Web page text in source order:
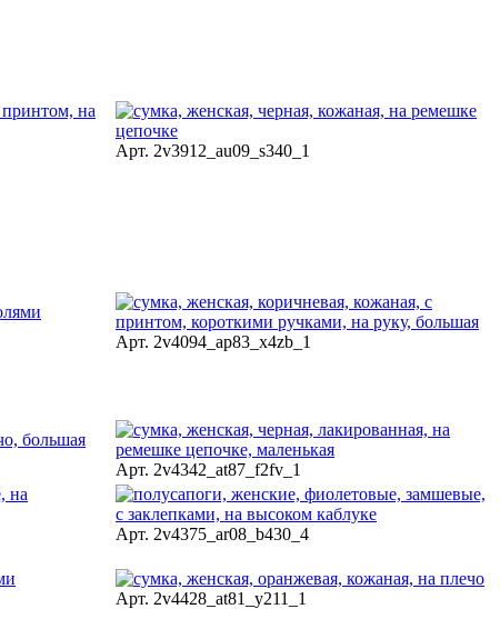
Арт. 2v3912_au09_s340_1
Арт. 2v4094_ap83_x4zb_1
Арт. 2v4342_at87_f2fv_1
Арт. 2v4375_ar08_b430_4
Арт. 2v4428_at81_y211_1